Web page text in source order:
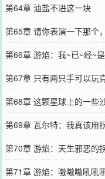
第64章 油盐不进这一块
第65章 请你表演一下那个
第66章 游焰：我~已~经~
第67章 只有两只手可以玩
第68章 这颗星球上的一些
第69章 瓦尔特：我真该用
第70章 游焰：天生邪恶的
第71章 游焰：嗷嗷嗷吼吼